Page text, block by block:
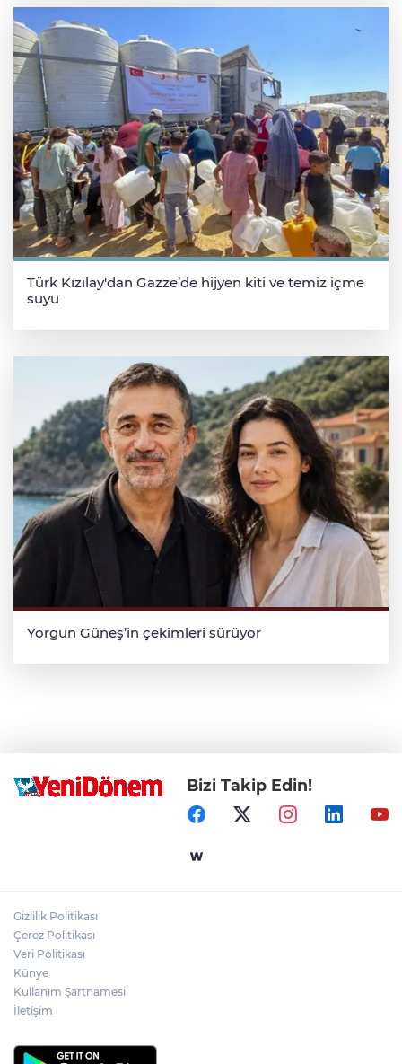
Türk Kızılay'dan Gazze’de hijyen kiti ve temiz içme
suyu
Yorgun Güneş’in çekimleri sürüyor
Bizi Takip Edin!
Gizlilik Politikası
Çerez Politikası
Veri Politikası
Künye
Kullanım Şartnamesi
İletişim